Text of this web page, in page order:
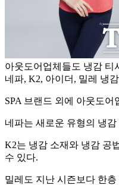
아웃도어업체들도 냉감 티
네파, K2, 아이더, 밀레 냉
SPA 브랜드 외에 아웃도
네파는 새로운 유형의 냉
K2는 냉감 소재와 냉감 공
수 있다.
밀레도 지난 시즌보다 한